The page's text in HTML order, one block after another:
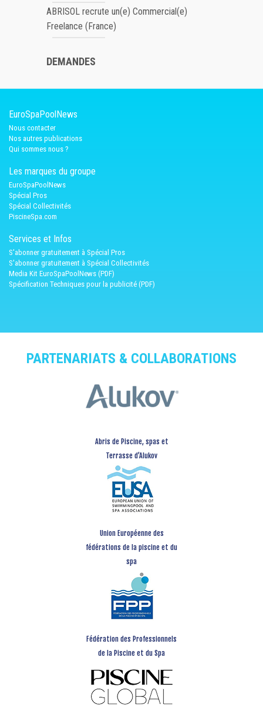
ABRISOL recrute un(e) Commercial(e)
Freelance (France)
DEMANDES
EuroSpaPoolNews
Nous contacter
Nos autres publications
Qui sommes nous ?
Les marques du groupe
EuroSpaPoolNews
Spécial Pros
Spécial Collectivités
PiscineSpa.com
Services et Infos
S'abonner gratuitement à Spécial Pros
S'abonner gratuitement à Spécial Collectivités
Media Kit EuroSpaPoolNews (PDF)
Spécification Techniques pour la publicité (PDF)
PARTENARIATS & COLLABORATIONS
Abris de Piscine, spas et
Terrasse d’Alukov
Union Européenne des
fédérations de la piscine et du
spa
Fédération des Professionnels
de la Piscine et du Spa